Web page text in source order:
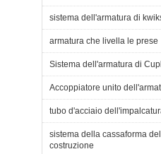
sistema dell'armatura di
armatura che livella le prese
Sistema dell'armatura di
Accoppiatore unito
tubo d'acciaio
sistema della cassaforma
costruzione